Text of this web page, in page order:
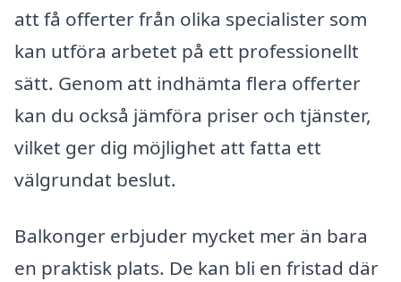
att få offerter från olika specialister som
kan utföra arbetet på ett professionellt
sätt. Genom att indhämta flera offerter
kan du också jämföra priser och tjänster,
vilket ger dig möjlighet att fatta ett
välgrundat beslut.
Balkonger erbjuder mycket mer än bara
en praktisk plats. De kan bli en fristad där